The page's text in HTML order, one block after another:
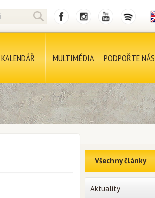
KALENDÁŘ MULTIMÉDIA PODPOŘTE NÁS
Všechny články
Aktuality